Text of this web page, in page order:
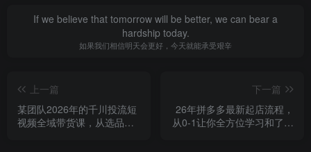
If we believe that tomorrow will be better, we can bear a
hardship today.
如果我们相信明天会更好，今天就能承受艰辛
上一篇
某团队2026年的千川投流短
视频全域带货课，从选品测
下一篇
26年拼多多最新起店流程，
从0-1让你全方位学习和了解